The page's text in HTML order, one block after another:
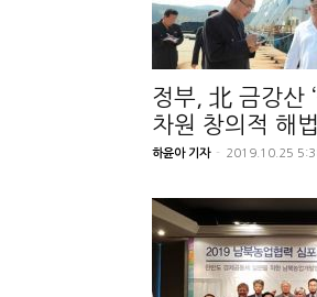
정부, 北 금강산
차원 창의적 해
하윤아 기자 - 2019.10.25